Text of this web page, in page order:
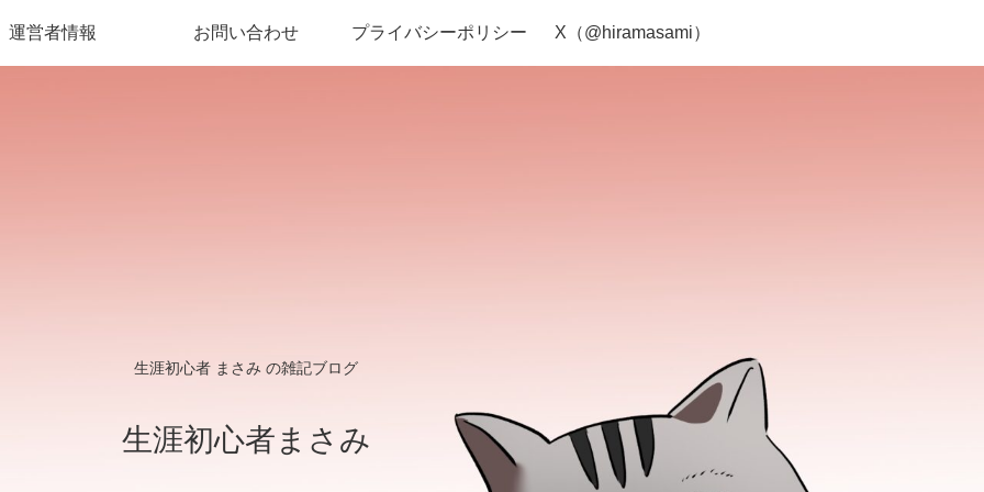
生涯初心者 まさみ の雑記ブログ
生涯初心者まさみ
運営者情報 お問い合わせ プライバシーポリシー X（@hiramasami）